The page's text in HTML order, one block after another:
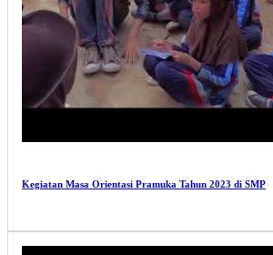
Kegiatan Masa Orientasi Pramuka Tahun 2023 di SMP